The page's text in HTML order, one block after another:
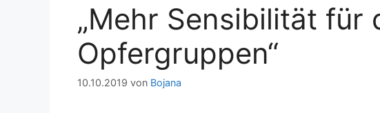
„Mehr Sensibilität für
Opfergruppen“
10.10.2019 von Bojana